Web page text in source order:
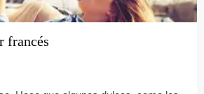
francés